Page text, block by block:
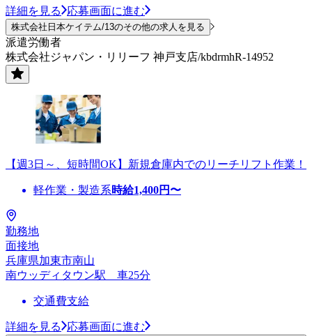
詳細を見る 応募画面に進む
株式会社日本ケイテム/13のその他の求人を見る
派遣労働者
株式会社ジャパン・リリーフ 神戸支店/kbdrmhR-14952
【週3日～、短時間OK】新規倉庫内でのリーチリフト作業！
軽作業・製造系時給1,400円〜
勤務地
面接地
兵庫県加東市南山
南ウッディタウン駅 車25分
交通費支給
詳細を見る 応募画面に進む